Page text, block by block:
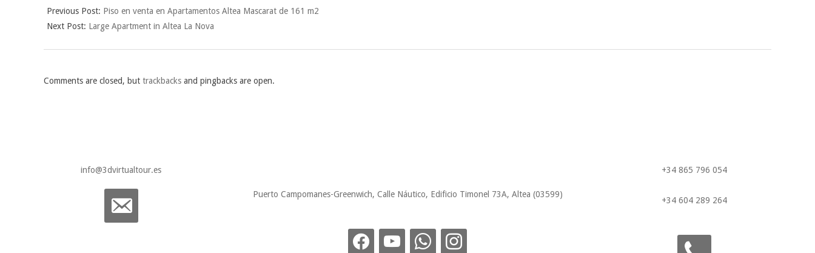
05-
11
Previous Post: Piso en venta en Apartamentos Altea Mascarat de 161 m2
Next Post: Large Apartment in Altea La Nova
Comments are closed, but trackbacks and pingbacks are open.
info@3dvirtualtour.es
alt
Puerto Campomanes-Greenwich, Calle Náutico, Edificio Timonel 73A, Altea (03599)
facebook youtube whatsapp instagram
+34 865 796 054
+34 604 289 264
phone